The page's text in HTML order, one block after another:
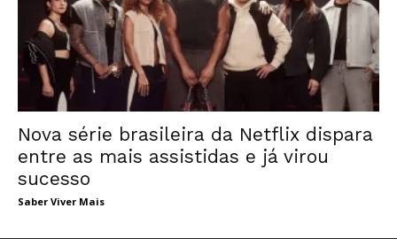
Nova série brasileira da Netflix dispara
entre as mais assistidas e já virou
sucesso
Saber Viver Mais